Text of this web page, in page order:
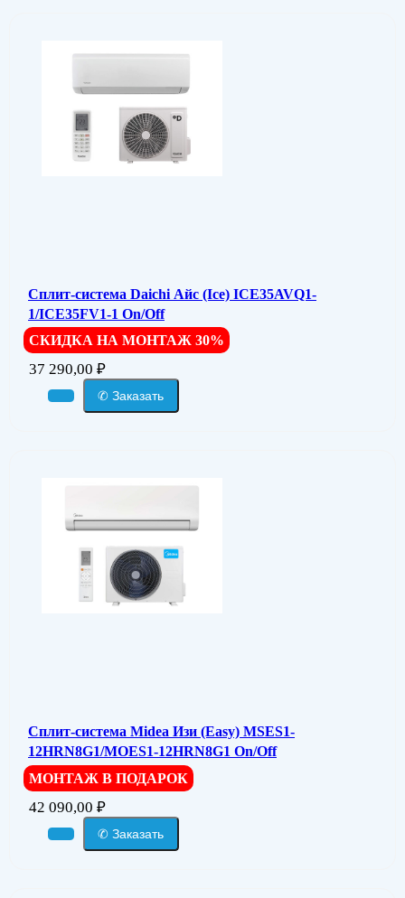
Сплит-система Daichi Айс (Ice) ICE35AVQ1-
1/ICE35FV1-1 On/Off
СКИДКА НА МОНТАЖ 30%
37 290,00 ₽
✆ Заказать
Сплит-система Midea Изи (Easy) MSES1-
12HRN8G1/MOES1-12HRN8G1 On/Off
МОНТАЖ В ПОДАРОК
42 090,00 ₽
✆ Заказать